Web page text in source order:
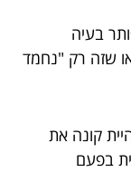
בעיה
שזה רק "נחמד
קונה את
בפעם